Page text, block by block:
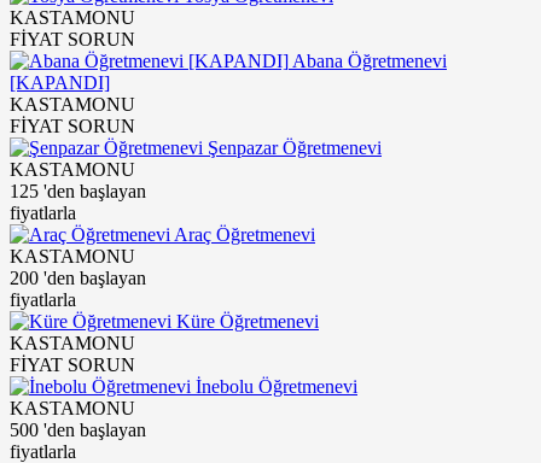
KASTAMONU
FİYAT SORUN
Abana Öğretmenevi
[KAPANDI]
KASTAMONU
FİYAT SORUN
Şenpazar Öğretmenevi
KASTAMONU
125 'den başlayan
fiyatlarla
Araç Öğretmenevi
KASTAMONU
200 'den başlayan
fiyatlarla
Küre Öğretmenevi
KASTAMONU
FİYAT SORUN
İnebolu Öğretmenevi
KASTAMONU
500 'den başlayan
fiyatlarla